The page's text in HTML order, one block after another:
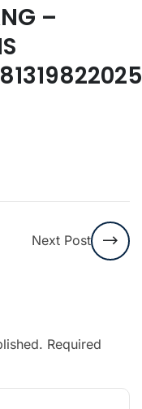
–
Next Post
Required